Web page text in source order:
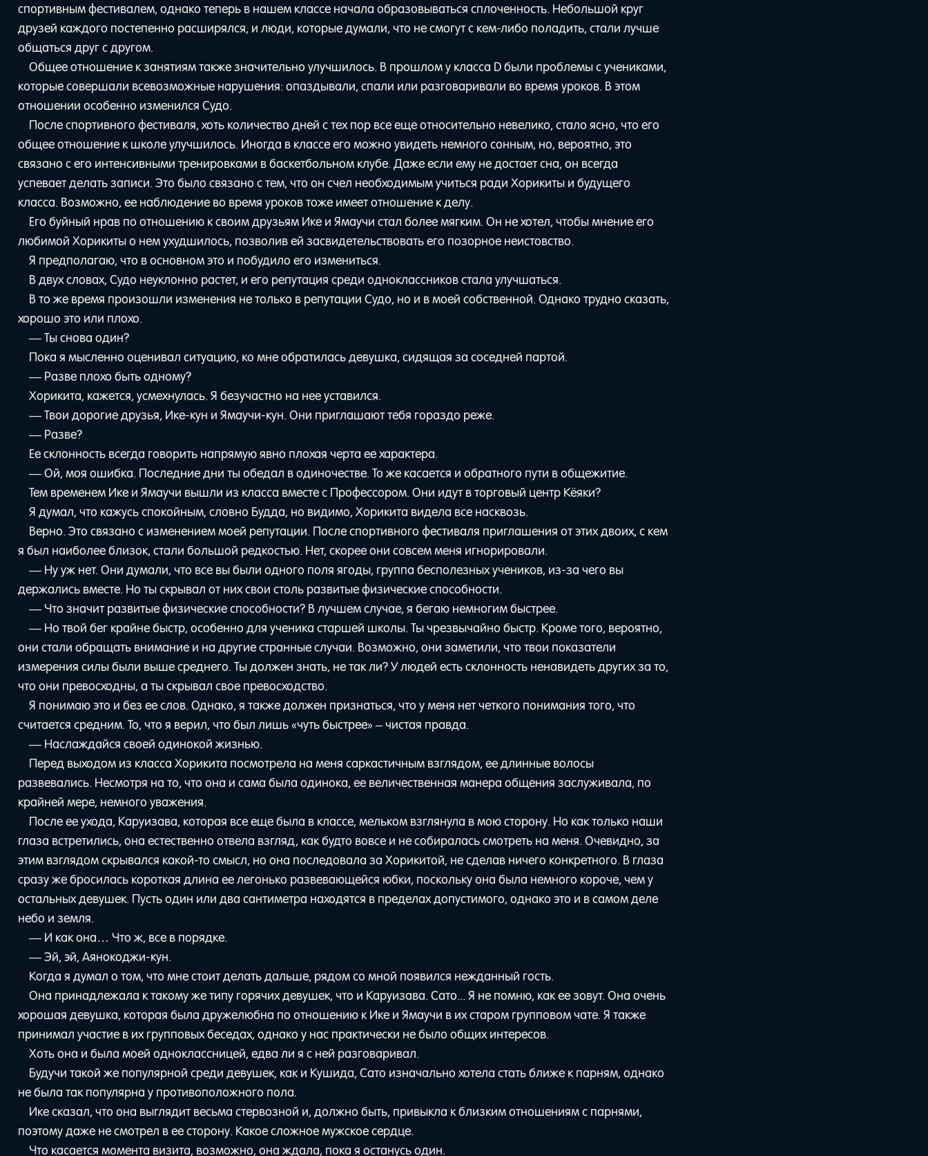
спортивным фестивалем, однако теперь в нашем классе начала образовываться сплоченность. Небольшой круг
друзей каждого постепенно расширялся, и люди, которые думали, что не смогут с кем-либо поладить, стали лучше
общаться друг с другом.
Общее отношение к занятиям также значительно улучшилось. В прошлом у класса D были проблемы с учениками,
которые совершали всевозможные нарушения: опаздывали, спали или разговаривали во время уроков. В этом
отношении особенно изменился Судо.
После спортивного фестиваля, хоть количество дней с тех пор все еще относительно невелико, стало ясно, что его
общее отношение к школе улучшилось. Иногда в классе его можно увидеть немного сонным, но, вероятно, это
связано с его интенсивными тренировками в баскетбольном клубе. Даже если ему не достает сна, он всегда
успевает делать записи. Это было связано с тем, что он счел необходимым учиться ради Хорикиты и будущего
класса. Возможно, ее наблюдение во время уроков тоже имеет отношение к делу.
Его буйный нрав по отношению к своим друзьям Ике и Ямаучи стал более мягким. Он не хотел, чтобы мнение его
любимой Хорикиты о нем ухудшилось, позволив ей засвидетельствовать его позорное неистовство.
Я предполагаю, что в основном это и побудило его измениться.
В двух словах, Судо неуклонно растет, и его репутация среди одноклассников стала улучшаться.
В то же время произошли изменения не только в репутации Судо, но и в моей собственной. Однако трудно сказать,
хорошо это или плохо.
— Ты снова один?
Пока я мысленно оценивал ситуацию, ко мне обратилась девушка, сидящая за соседней партой.
— Разве плохо быть одному?
Хорикита, кажется, усмехнулась. Я безучастно на нее уставился.
— Твои дорогие друзья, Ике-кун и Ямаучи-кун. Они приглашают тебя гораздо реже.
— Разве?
Ее склонность всегда говорить напрямую явно плохая черта ее характера.
— Ой, моя ошибка. Последние дни ты обедал в одиночестве. То же касается и обратного пути в общежитие.
Тем временем Ике и Ямаучи вышли из класса вместе с Профессором. Они идут в торговый центр Кёяки?
Я думал, что кажусь спокойным, словно Будда, но видимо, Хорикита видела все насквозь.
Верно. Это связано с изменением моей репутации. После спортивного фестиваля приглашения от этих двоих, с кем
я был наиболее близок, стали большой редкостью. Нет, скорее они совсем меня игнорировали.
— Ну уж нет. Они думали, что все вы были одного поля ягоды, группа бесполезных учеников, из-за чего вы
держались вместе. Но ты скрывал от них свои столь развитые физические способности.
— Что значит развитые физические способности? В лучшем случае, я бегаю немногим быстрее.
— Но твой бег крайне быстр, особенно для ученика старшей школы. Ты чрезвычайно быстр. Кроме того, вероятно,
они стали обращать внимание и на другие странные случаи. Возможно, они заметили, что твои показатели
измерения силы были выше среднего. Ты должен знать, не так ли? У людей есть склонность ненавидеть других за то,
что они превосходны, а ты скрывал свое превосходство.
Я понимаю это и без ее слов. Однако, я также должен признаться, что у меня нет четкого понимания того, что
считается средним. То, что я верил, что был лишь «чуть быстрее» – чистая правда.
— Наслаждайся своей одинокой жизнью.
Перед выходом из класса Хорикита посмотрела на меня саркастичным взглядом, ее длинные волосы
развевались. Несмотря на то, что она и сама была одинока, ее величественная манера общения заслуживала, по
крайней мере, немного уважения.
После ее ухода, Каруизава, которая все еще была в классе, мельком взглянула в мою сторону. Но как только наши
глаза встретились, она естественно отвела взгляд, как будто вовсе и не собиралась смотреть на меня. Очевидно, за
этим взглядом скрывался какой-то смысл, но она последовала за Хорикитой, не сделав ничего конкретного. В глаза
сразу же бросилась короткая длина ее легонько развевающейся юбки, поскольку она была немного короче, чем у
остальных девушек. Пусть один или два сантиметра находятся в пределах допустимого, однако это и в самом деле
небо и земля.
— И как она… Что ж, все в порядке.
— Эй, эй, Аянокоджи-кун.
Когда я думал о том, что мне стоит делать дальше, рядом со мной появился нежданный гость.
Она принадлежала к такому же типу горячих девушек, что и Каруизава. Сато... Я не помню, как ее зовут. Она очень
хорошая девушка, которая была дружелюбна по отношению к Ике и Ямаучи в их старом групповом чате. Я также
принимал участие в их групповых беседах, однако у нас практически не было общих интересов.
Хоть она и была моей одноклассницей, едва ли я с ней разговаривал.
Будучи такой же популярной среди девушек, как и Кушида, Сато изначально хотела стать ближе к парням, однако
не была так популярна у противоположного пола.
Ике сказал, что она выглядит весьма стервозной и, должно быть, привыкла к близким отношениям с парнями,
поэтому даже не смотрел в ее сторону. Какое сложное мужское сердце.
Что касается момента визита, возможно, она ждала, пока я останусь один.